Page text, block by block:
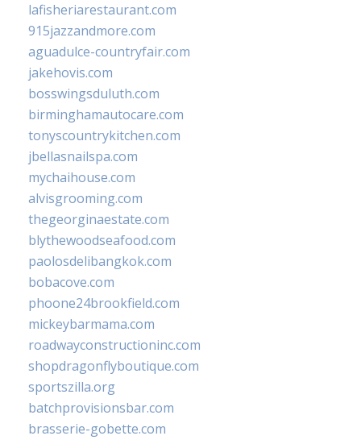
lafisheriarestaurant.com
915jazzandmore.com
aguadulce-countryfair.com
jakehovis.com
bosswingsduluth.com
birminghamautocare.com
tonyscountrykitchen.com
jbellasnailspa.com
mychaihouse.com
alvisgrooming.com
thegeorginaestate.com
blythewoodseafood.com
paolosdelibangkok.com
bobacove.com
phoone24brookfield.com
mickeybarmama.com
roadwayconstructioninc.com
shopdragonflyboutique.com
sportszilla.org
batchprovisionsbar.com
brasserie-gobette.com